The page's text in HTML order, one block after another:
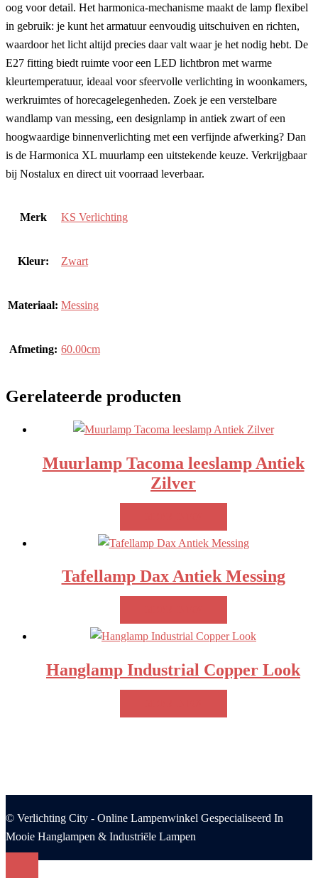
oog voor detail. Het harmonica-mechanisme maakt de lamp flexibel
in gebruik: je kunt het armatuur eenvoudig uitschuiven en richten,
waardoor het licht altijd precies daar valt waar je het nodig hebt. De
E27 fitting biedt ruimte voor een LED lichtbron met warme
kleurtemperatuur, ideaal voor sfeervolle verlichting in woonkamers,
werkruimtes of horecagelegenheden. Zoek je een verstelbare
wandlamp van messing, een designlamp in antiek zwart of een
hoogwaardige binnenverlichting met een verfijnde afwerking? Dan
is de Harmonica XL muurlamp een uitstekende keuze. Verkrijgbaar
bij Nostalux en direct uit voorraad leverbaar.
Merk KS Verlichting
Kleur: Zwart
Materiaal: Messing
Afmeting: 60.00cm
Gerelateerde producten
Muurlamp Tacoma leeslamp Antiek
Zilver
Tafellamp Dax Antiek Messing
Hanglamp Industrial Copper Look
© Verlichting City - Online Lampenwinkel Gespecialiseerd In
Mooie Hanglampen & Industriële Lampen